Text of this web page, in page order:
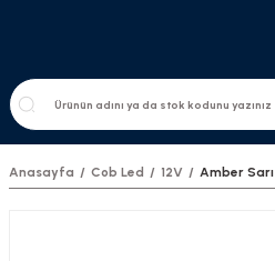
Anasayfa Cob Led 12V Amber Sarı